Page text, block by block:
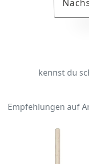
kennst du
Empfehlungen auf